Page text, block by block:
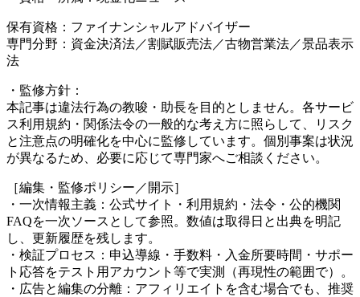
保有資格：ファイナンシャルアドバイザー
専門分野：資金決済法／割賦販売法／古物営業法／景品表示
法
・監修方針：
本記事は違法行為の教唆・助長を目的としません。各サービ
ス利用規約・関係法令の一般的な考え方に照らして、リスク
と注意点の明確化を中心に監修しています。個別事案は状況
が異なるため、必要に応じて専門家へご相談ください。
［編集・監修ポリシー／開示］
・一次情報主義：公式サイト・利用規約・法令・公的機関
FAQを一次ソースとして参照。数値は取得日と出典を明記
し、更新履歴を残します。
・検証プロセス：申込導線・手数料・入金所要時間・サポー
ト応答をテスト用アカウント等で実測（再現性の範囲で）。
・広告と編集の分離：アフィリエイトを含む場合でも、推奨